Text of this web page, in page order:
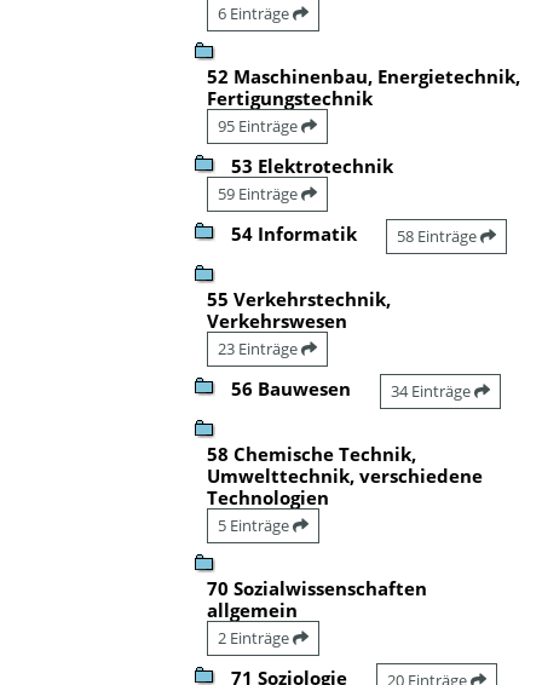
6 Einträge
52 Maschinenbau, Energietechnik,
Fertigungstechnik
95 Einträge
53 Elektrotechnik
59 Einträge
54 Informatik 58 Einträge
55 Verkehrstechnik,
Verkehrswesen
23 Einträge
56 Bauwesen 34 Einträge
58 Chemische Technik,
Umwelttechnik, verschiedene
Technologien
5 Einträge
70 Sozialwissenschaften
allgemein
2 Einträge
71 Soziologie 20 Einträge